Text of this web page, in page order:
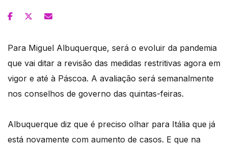
Para Miguel Albuquerque, será o evoluir da pandemia
que vai ditar a revisão das medidas restritivas agora em
vigor e até à Páscoa. A avaliação será semanalmente
nos conselhos de governo das quintas-feiras.
Albuquerque diz que é preciso olhar para Itália que já
está novamente com aumento de casos. E que na